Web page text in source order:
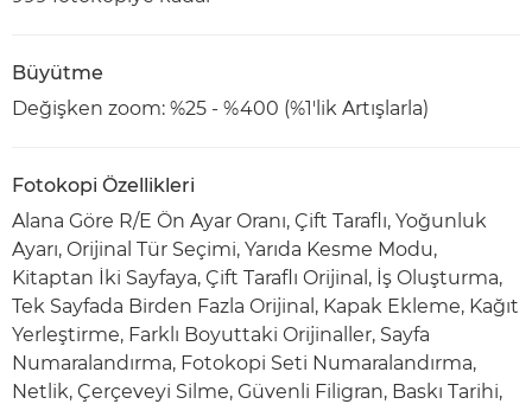
Büyütme
Değişken zoom: %25 - %400 (%1'lik Artışlarla)
Fotokopi Özellikleri
Alana Göre R/E Ön Ayar Oranı, Çift Taraflı, Yoğunluk
Ayarı, Orijinal Tür Seçimi, Yarıda Kesme Modu,
Kitaptan İki Sayfaya, Çift Taraflı Orijinal, İş Oluşturma,
Tek Sayfada Birden Fazla Orijinal, Kapak Ekleme, Kağıt
Yerleştirme, Farklı Boyuttaki Orijinaller, Sayfa
Numaralandırma, Fotokopi Seti Numaralandırma,
Netlik, Çerçeveyi Silme, Güvenli Filigran, Baskı Tarihi,